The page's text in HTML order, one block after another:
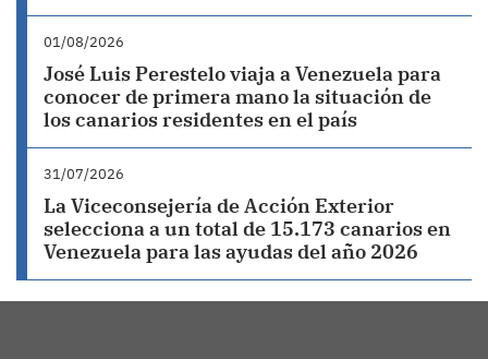
01/08/2026
José Luis Perestelo viaja a Venezuela para
conocer de primera mano la situación de
los canarios residentes en el país
31/07/2026
La Viceconsejería de Acción Exterior
selecciona a un total de 15.173 canarios en
Venezuela para las ayudas del año 2026